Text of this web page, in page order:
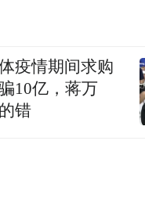
疫情期间求购
10亿，蒋万
错